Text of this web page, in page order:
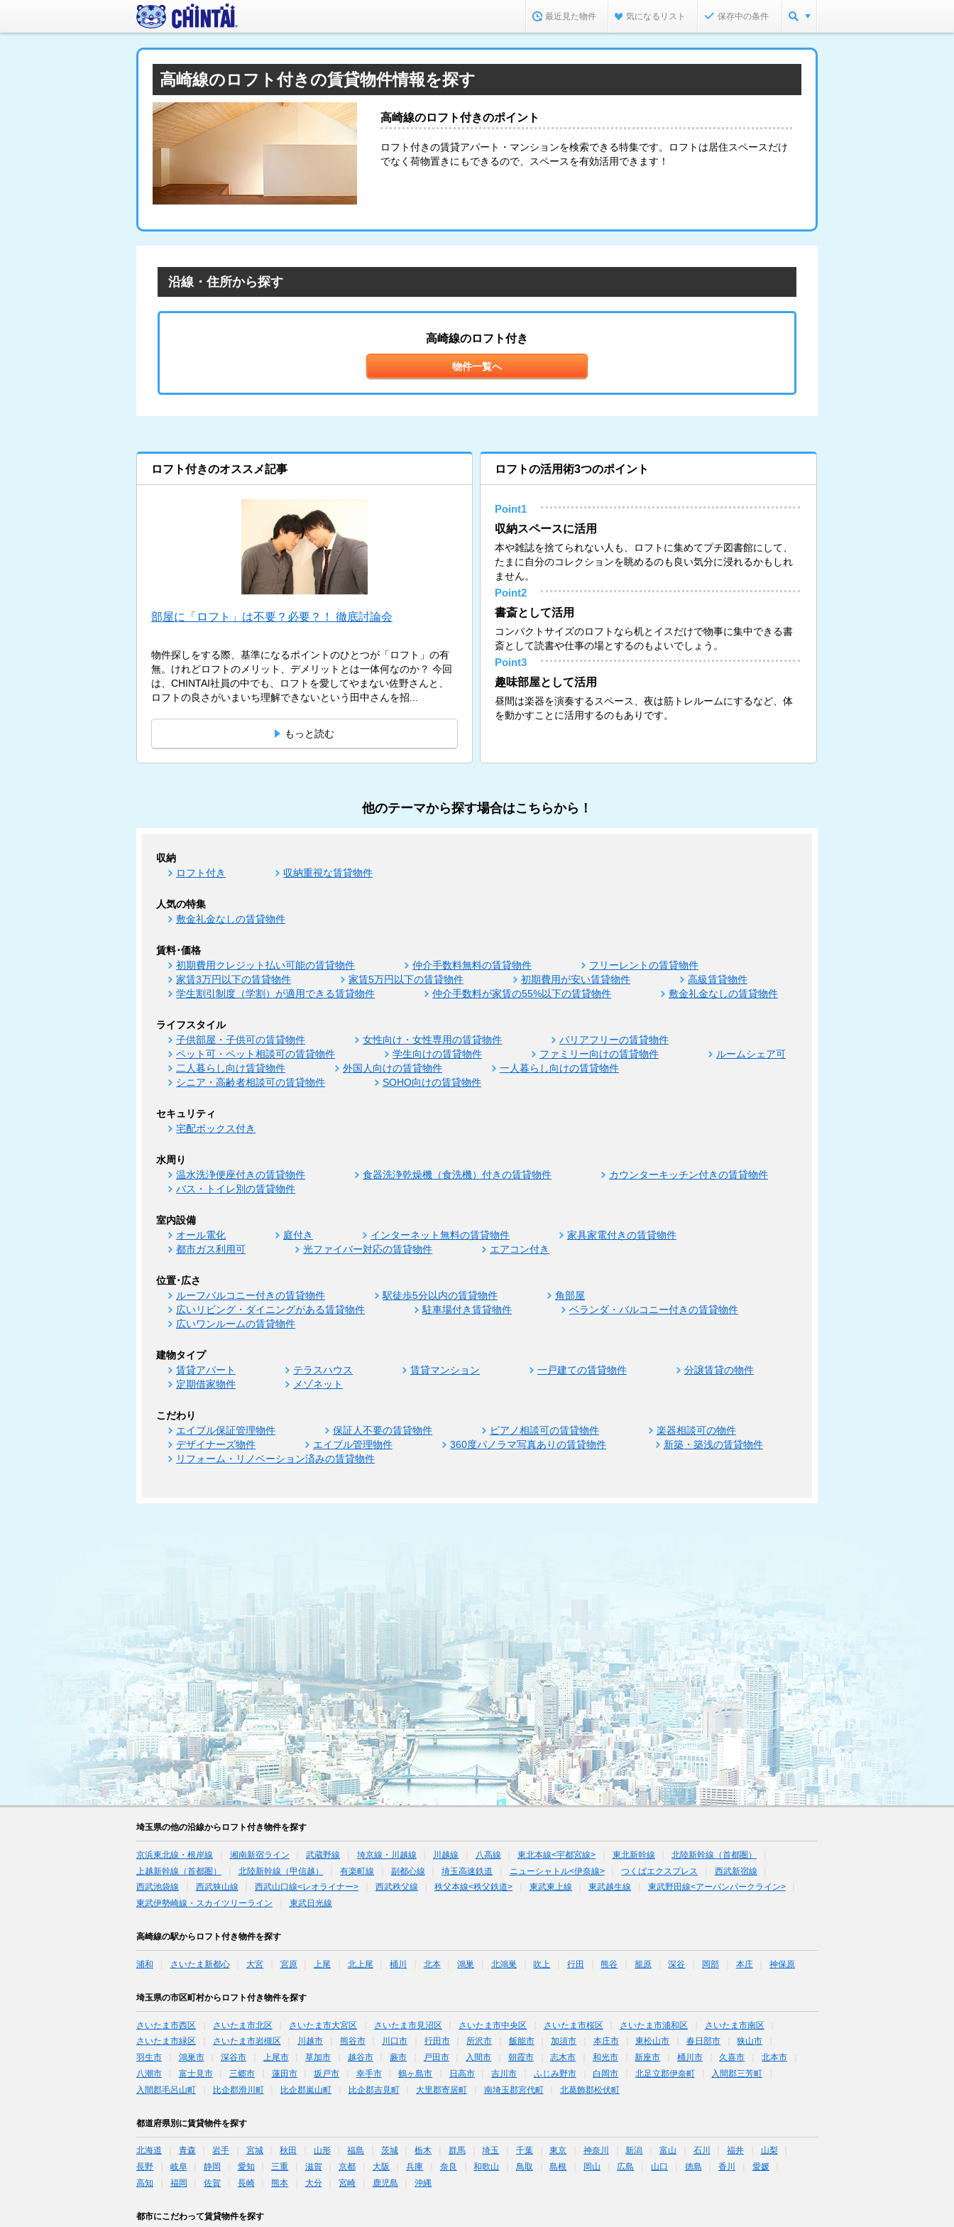
最近見た物件 気になるリスト 保存中の条件
高崎線のロフト付きの賃貸物件情報を探す
高崎線のロフト付きのポイント
ロフト付きの賃貸アパート・マンションを検索できる特集です。ロフトは居住スペースだけ
でなく荷物置きにもできるので、スペースを有効活用できます！
沿線・住所から探す
高崎線のロフト付き
物件一覧へ
ロフト付きのオススメ記事
部屋に「ロフト」は不要？必要？！ 徹底討論会
物件探しをする際、基準になるポイントのひとつが「ロフト」の有
無。けれどロフトのメリット、デメリットとは一体何なのか？ 今回
は、CHINTAI社員の中でも、ロフトを愛してやまない佐野さんと、
ロフトの良さがいまいち理解できないという田中さんを招...
もっと読む
ロフトの活用術3つのポイント
Point1
収納スペースに活用
本や雑誌を捨てられない人も、ロフトに集めてプチ図書館にして、
たまに自分のコレクションを眺めるのも良い気分に浸れるかもしれ
ません。
Point2
書斎として活用
コンパクトサイズのロフトなら机とイスだけで物事に集中できる書
斎として読書や仕事の場とするのもよいでしょう。
Point3
趣味部屋として活用
昼間は楽器を演奏するスペース、夜は筋トレルームにするなど、体
を動かすことに活用するのもありです。
他のテーマから探す場合はこちらから！
収納
ロフト付き 収納重視な賃貸物件
人気の特集
敷金礼金なしの賃貸物件
賃料･価格
初期費用クレジット払い可能の賃貸物件 仲介手数料無料の賃貸物件
フリーレントの賃貸物件
家賃3万円以下の賃貸物件
家賃5万円以下の賃貸物件 初期費用が安い賃貸物件
高級賃貸物件
学生割引制度（学割）が適用できる賃貸物件
仲介手数料が家賃の55%以下の賃貸物件 敷金礼金なしの賃貸物件
ライフスタイル
子供部屋・子供可の賃貸物件 女性向け・女性専用の賃貸物件
バリアフリーの賃貸物件
ペット可・ペット相談可の賃貸物件
学生向けの賃貸物件 ファミリー向けの賃貸物件
ルームシェア可
二人暮らし向け賃貸物件
外国人向けの賃貸物件
一人暮らし向けの賃貸物件
シニア・高齢者相談可の賃貸物件
SOHO向けの賃貸物件
セキュリティ
宅配ボックス付き
水周り
温水洗浄便座付きの賃貸物件 食器洗浄乾燥機（食洗機）付きの賃貸物件
カウンターキッチン付きの賃貸物件
バス・トイレ別の賃貸物件
室内設備
オール電化 庭付き インターネット無料の賃貸物件
家具家電付きの賃貸物件
都市ガス利用可
光ファイバー対応の賃貸物件 エアコン付き
位置･広さ
ルーフバルコニー付きの賃貸物件 駅徒歩5分以内の賃貸物件
角部屋
広いリビング・ダイニングがある賃貸物件
駐車場付き賃貸物件
ベランダ・バルコニー付きの賃貸物件
広いワンルームの賃貸物件
建物タイプ
賃貸アパート テラスハウス 賃貸マンション 一戸建ての賃貸物件
分譲賃貸の物件
定期借家物件
メゾネット
こだわり
エイブル保証管理物件 保証人不要の賃貸物件 ピアノ相談可の賃貸物件
楽器相談可の物件
デザイナーズ物件
エイブル管理物件 360度パノラマ写真ありの賃貸物件
新築・築浅の賃貸物件
リフォーム・リノベーション済みの賃貸物件
埼玉県の他の沿線からロフト付き物件を探す
京浜東北線・根岸線 湘南新宿ライン 武蔵野線 埼京線・川越線 川越線 八高線 東北本線<宇都宮線> 東北新幹線
北陸新幹線（首都圏）
上越新幹線（首都圏）
北陸新幹線（甲信越） 有楽町線 副都心線 埼玉高速鉄道 ニューシャトル<伊奈線> つくばエクスプレス
西武新宿線
西武池袋線
西武狭山線 西武山口線<レオライナー> 西武秩父線 秩父本線<秩父鉄道> 東武東上線 東武越生線
東武野田線<アーバンパークライン>
東武伊勢崎線・スカイツリーライン
東武日光線
高崎線の駅からロフト付き物件を探す
浦和 さいたま新都心 大宮 宮原 上尾 北上尾 桶川 北本 鴻巣 北鴻巣 吹上 行田 熊谷 籠原 深谷 岡部 本庄 神保原
埼玉県の市区町村からロフト付き物件を探す
さいたま市西区 さいたま市北区 さいたま市大宮区 さいたま市見沼区 さいたま市中央区 さいたま市桜区 さいたま市浦和区
さいたま市南区
さいたま市緑区
さいたま市岩槻区 川越市 熊谷市 川口市 行田市 所沢市 飯能市 加須市 本庄市 東松山市 春日部市
狭山市
羽生市
鴻巣市 深谷市 上尾市 草加市 越谷市 蕨市 戸田市 入間市 朝霞市 志木市 和光市 新座市 桶川市 久喜市
北本市
八潮市
富士見市 三郷市 蓮田市 坂戸市 幸手市 鶴ヶ島市 日高市 吉川市 ふじみ野市 白岡市 北足立郡伊奈町
入間郡三芳町
入間郡毛呂山町
比企郡滑川町 比企郡嵐山町 比企郡吉見町 大里郡寄居町 南埼玉郡宮代町 北葛飾郡松伏町
都道府県別に賃貸物件を探す
北海道 青森 岩手 宮城 秋田 山形 福島 茨城 栃木 群馬 埼玉 千葉 東京 神奈川 新潟 富山 石川 福井
山梨
長野
岐阜 静岡 愛知 三重 滋賀 京都 大阪 兵庫 奈良 和歌山 鳥取 島根 岡山 広島 山口 徳島 香川
愛媛
高知
福岡 佐賀 長崎 熊本 大分 宮崎 鹿児島 沖縄
都市にこだわって賃貸物件を探す